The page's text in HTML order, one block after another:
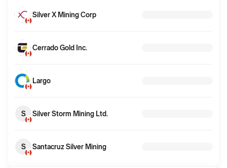
Silver X Mining Corp
Cerrado Gold Inc.
Largo
S Silver Storm Mining Ltd.
S Santacruz Silver Mining